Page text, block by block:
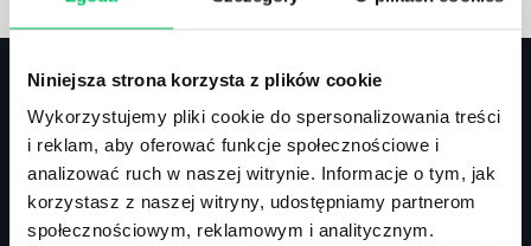
Niniejsza strona korzysta z plików cookie
Wykorzystujemy pliki cookie do spersonalizowania treści
i reklam, aby oferować funkcje społecznościowe i
analizować ruch w naszej witrynie. Informacje o tym, jak
korzystasz z naszej witryny, udostępniamy partnerom
społecznościowym, reklamowym i analitycznym.
Kontakt
tel.: 505 273 550